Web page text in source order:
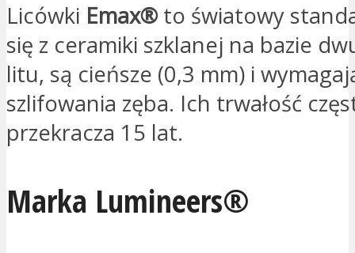
Licówki Emax® to światowy
się z ceramiki szklanej na bazie
litu, są cieńsze (0,3 mm) i
szlifowania zęba. Ich trwałość
przekracza 15 lat.
Marka Lumineers®